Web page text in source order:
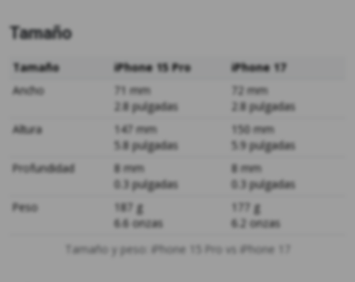
Tamaño
Tamaño y peso: iPhone 15 Pro vs iPhone 17
Tamaño iPhone 15 Pro
iPhone 17
Ancho
71 mm
2.8 pulgadas
72 mm
2.8 pulgadas
Altura
147 mm
5.8 pulgadas
150 mm
5.9 pulgadas
Profundidad
8 mm
0.3 pulgadas
8 mm
0.3 pulgadas
Peso
187 g
6.6 onzas
177 g
6.2 onzas